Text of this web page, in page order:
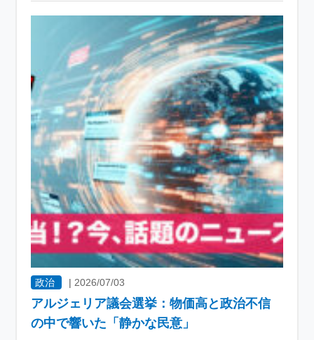
政治 |2026/07/03
アルジェリア議会選挙：物価高と政治不信
の中で響いた「静かな民意」